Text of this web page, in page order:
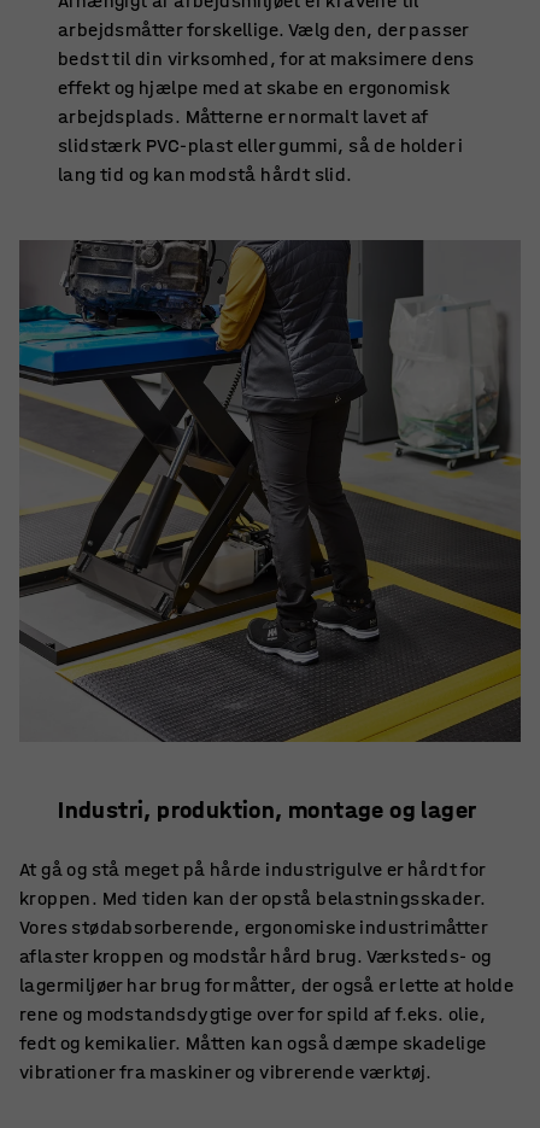
arbejdsmåtter forskellige. Vælg den, der passer
bedst til din virksomhed, for at maksimere dens
effekt og hjælpe med at skabe en ergonomisk
arbejdsplads. Måtterne er normalt lavet af
slidstærk PVC-plast eller gummi, så de holder i
lang tid og kan modstå hårdt slid.
Industri, produktion, montage og lager
At gå og stå meget på hårde industrigulve er hårdt for
kroppen. Med tiden kan der opstå belastningsskader.
Vores stødabsorberende, ergonomiske industrimåtter
aflaster kroppen og modstår hård brug. Værksteds- og
lagermiljøer har brug for måtter, der også er lette at holde
rene og modstandsdygtige over for spild af f.eks. olie,
fedt og kemikalier. Måtten kan også dæmpe skadelige
vibrationer fra maskiner og vibrerende værktøj.